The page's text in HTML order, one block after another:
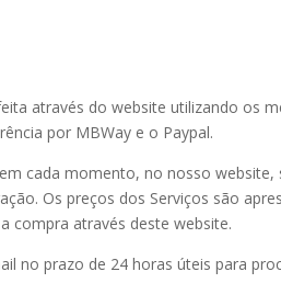
através do website utilizando os
por MBWay e o Paypal.
cada momento, no nosso
Os preços dos Serviços são
compra através deste website.
no prazo de 24 horas úteis para